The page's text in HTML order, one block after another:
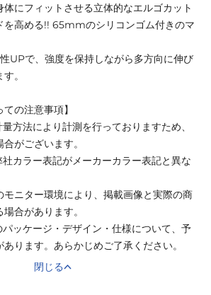
にフィットさせる立体的なエルゴカット
を高める!! 65mmのシリコンゴム付きのマ
UPで、強度を保持しながら多方向に伸び
。
の注意事項】
方法により計測を行っておりますため、
がございます。
カラー表記がメーカーカラー表記と異な
ニター環境により、掲載画像と実際の商
合があります。
ッケージ・デザイン・仕様について、予
ります。あらかじめご了承ください。
閉じる